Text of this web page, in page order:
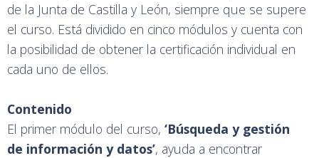
de la Junta de Castilla y León, siempre que se supere
el curso. Está dividido en cinco módulos y cuenta con
la posibilidad de obtener la certificación individual en
cada uno de ellos.
Contenido
El primer módulo del curso, ‘Búsqueda y gestión
de información y datos’, ayuda a encontrar